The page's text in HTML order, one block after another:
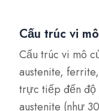
Cấu trúc vi mô
Cấu trúc vi mô
austenite,
trực tiếp đến độ
austenite (như